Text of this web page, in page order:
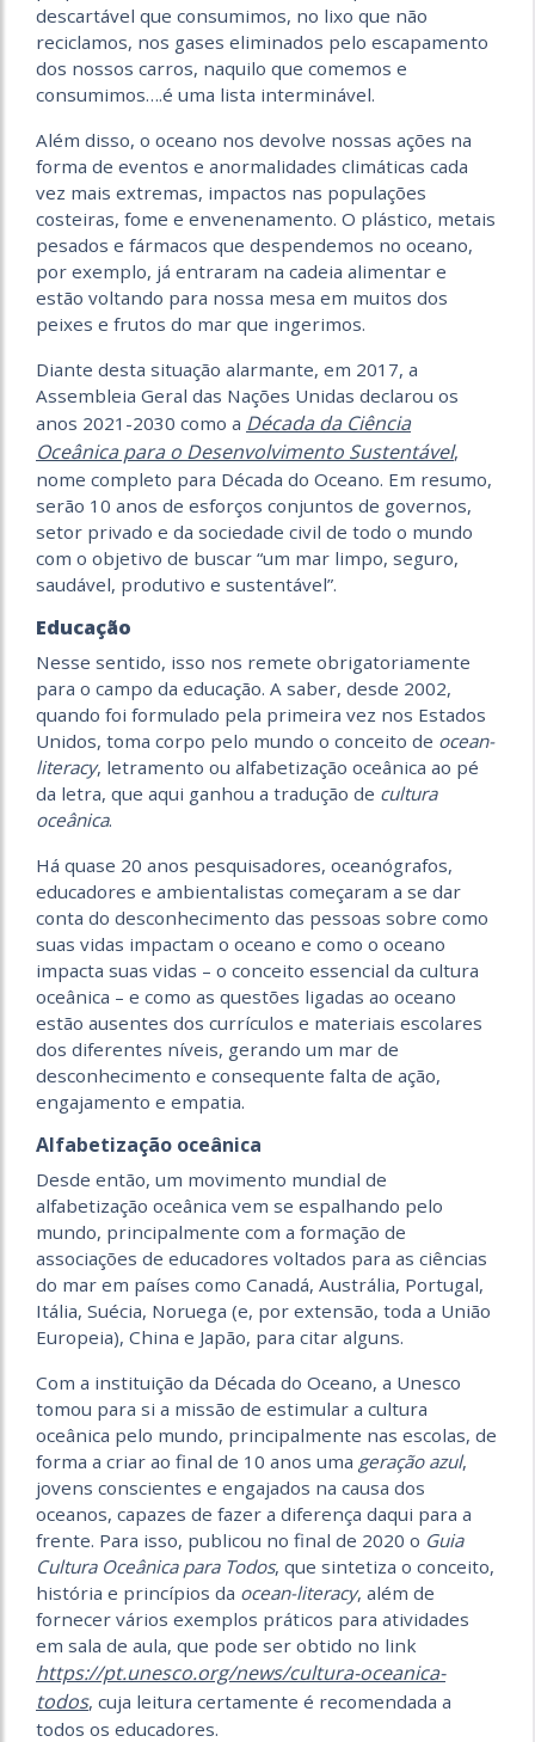
descartável que consumimos, no lixo que não
reciclamos, nos gases eliminados pelo escapamento
dos nossos carros, naquilo que comemos e
consumimos….é uma lista interminável.
Além disso, o oceano nos devolve nossas ações na
forma de eventos e anormalidades climáticas cada
vez mais extremas, impactos nas populações
costeiras, fome e envenenamento. O plástico, metais
pesados e fármacos que despendemos no oceano,
por exemplo, já entraram na cadeia alimentar e
estão voltando para nossa mesa em muitos dos
peixes e frutos do mar que ingerimos.
Diante desta situação alarmante, em 2017, a
Assembleia Geral das Nações Unidas declarou os
anos 2021-2030 como a Década da Ciência
Oceânica para o Desenvolvimento Sustentável,
nome completo para Década do Oceano. Em resumo,
serão 10 anos de esforços conjuntos de governos,
setor privado e da sociedade civil de todo o mundo
com o objetivo de buscar “um mar limpo, seguro,
saudável, produtivo e sustentável”.
Educação
Nesse sentido, isso nos remete obrigatoriamente
para o campo da educação. A saber, desde 2002,
quando foi formulado pela primeira vez nos Estados
Unidos, toma corpo pelo mundo o conceito de ocean-
literacy, letramento ou alfabetização oceânica ao pé
da letra, que aqui ganhou a tradução de cultura
oceânica.
Há quase 20 anos pesquisadores, ocea­nógrafos,
educadores e ambientalistas começaram a se dar
conta do desconhecimento das pessoas sobre como
suas vidas impactam o oceano e como o oceano
impacta suas vidas – o conceito essencial da cultura
oceânica – e como as questões ligadas ao oceano
estão ausentes dos currículos e materiais escolares
dos diferentes níveis, gerando um mar de
desconhecimento e consequente falta de ação,
engajamento e empatia.
Alfabetização oceânica
Desde então, um movimento mundial de
alfabetização oceânica vem se espalhando pelo
mundo, principalmente com a formação de
associações de educadores voltados para as ciências
do mar em países como Canadá, Austrália, Portugal,
Itália, Suécia, Noruega (e, por extensão, toda a União
Europeia), China e Japão, para citar alguns.
Com a instituição da Década do Oceano, a Unesco
tomou para si a missão de estimular a cultura
oceânica pelo mundo, principalmente nas escolas, de
forma a criar ao final de 10 anos uma geração azul,
jovens conscientes e engajados na causa dos
oceanos, capazes de fazer a diferença daqui para a
frente. Para isso, publicou no final de 2020 o Guia
Cultura Oceânica para Todos, que sintetiza o conceito,
história e princípios da ocean-literacy, além de
fornecer vários exemplos práticos para atividades
em sala de aula, que pode ser obtido no link
https://pt.unesco.org/news/cultura-oceanica-
todos, cuja leitura certamente é recomendada a
todos os educadores.